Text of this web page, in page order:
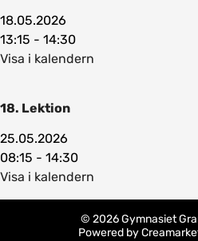
18.05.2026
13:15 - 14:30
Visa i kalendern
18. Lektion
25.05.2026
08:15 - 14:30
Visa i kalendern
© 2026 Gymnasiet
Powered by